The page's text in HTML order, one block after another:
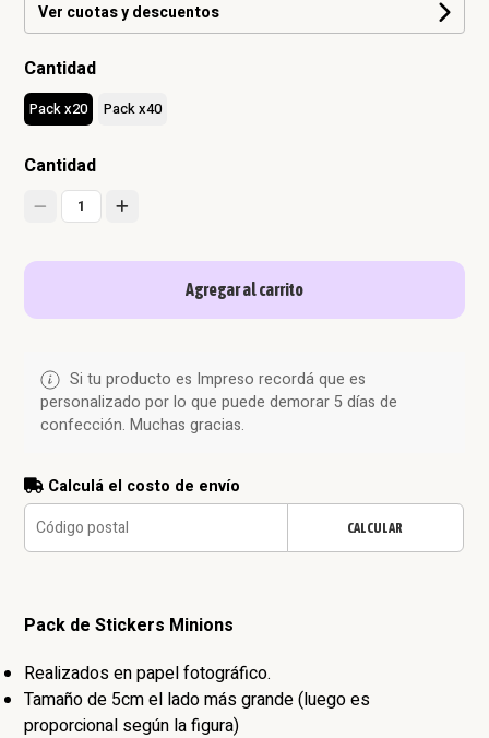
Ver cuotas y descuentos
Cantidad
Pack x20 Pack x40
Cantidad
1
Agregar al carrito
Si tu producto es Impreso recordá que es
personalizado por lo que puede demorar 5 días de
confección. Muchas gracias.
Calculá el costo de envío
CALCULAR
Pack de Stickers Minions
Realizados en papel fotográfico.
Tamaño de 5cm el lado más grande (luego es
proporcional según la figura)